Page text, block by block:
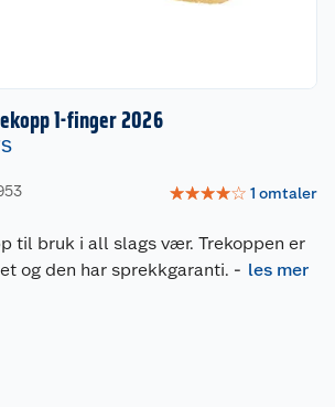
1-finger 2026
☆☆☆☆☆ 1 omtaler
til bruk i all slags vær. Trekoppen er
og den har sprekkgaranti. - les mer